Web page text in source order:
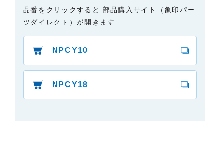
扱説明書の内容が、製品に同梱されている取扱説明
書の内容と異なる場合がありますので、あらかじめ
ご了承ください。
３．安全上のご注意
「使用上のご注意」や「安全上のご注意」など安全
に関する注意事項は、取扱説明書作成時点での法的
基準や業界基準に拠った内容になっております。製
品番をクリックすると 部品購入サイト（象印パー
ツダイレクト）が開きます
NPCY10
NPCY18